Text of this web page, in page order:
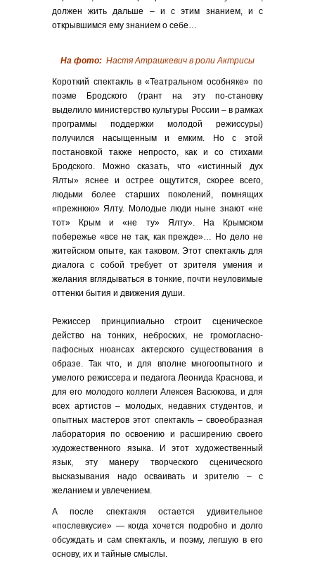
должен жить дальше – и с этим знанием, и с
открывшимся ему знанием о себе…
На фото: Настя Атрашкевич в роли Актрисы
Короткий спектакль в «Театральном особняке» по
поэме Бродского (грант на эту по-становку
выделило министерство культуры России – в рамках
программы поддержки молодой режиссуры)
получился насыщенным и емким. Но с этой
постановкой также непросто, как и со стихами
Бродского. Можно сказать, что «истинный дух
Ялты» яснее и острее ощутится, скорее всего,
людьми более старших поколений, помнящих
«прежнюю» Ялту. Молодые люди ныне знают «не
тот» Крым и «не ту» Ялту». На Крымском
побережье «все не так, как прежде»… Но дело не
житейском опыте, как таковом. Этот спектакль для
диалога с собой требует от зрителя умения и
желания вглядываться в тонкие, почти неуловимые
оттенки бытия и движения души.
Режиссер принципиально строит сценическое
действо на тонких, неброских, не громогласно-
пафосных нюансах актерского существования в
образе. Так что, и для вполне многоопытного и
умелого режиссера и педагога Леонида Краснова, и
для его молодого коллеги Алексея Васюкова, и для
всех артистов – молодых, недавних студентов, и
опытных мастеров этот спектакль – своеобразная
лаборатория по освоению и расширению своего
художественного языка. И этот художественный
язык, эту манеру творческого сценического
высказывания надо осваивать и зрителю – с
желанием и увлечением.
А после спектакля остается удивительное
«послевкусие» — когда хочется подробно и долго
обсуждать и сам спектакль, и поэму, легшую в его
основу, их и тайные смыслы.